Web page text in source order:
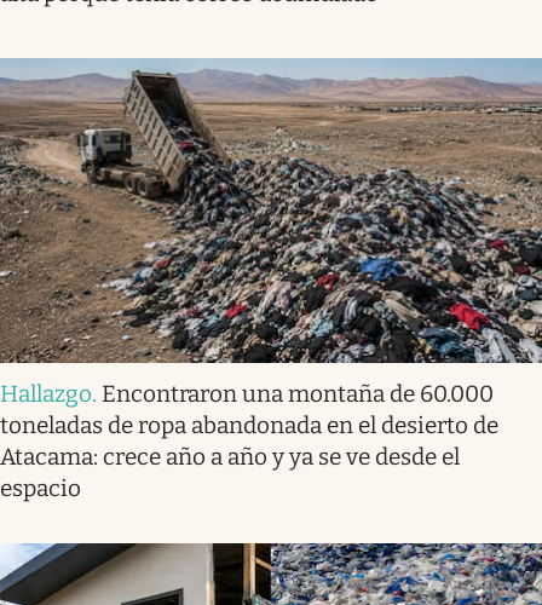
Hallazgo. Encontraron una montaña de 60.000
toneladas de ropa abandonada en el desierto de
Atacama: crece año a año y ya se ve desde el
espacio